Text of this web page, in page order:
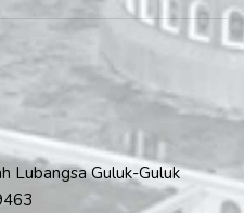
Lubangsa Guluk-Guluk